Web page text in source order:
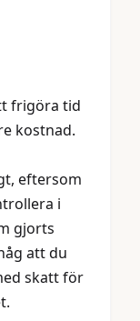
frigöra tid
kostnad.
eftersom
i
gjorts
att du
skatt för